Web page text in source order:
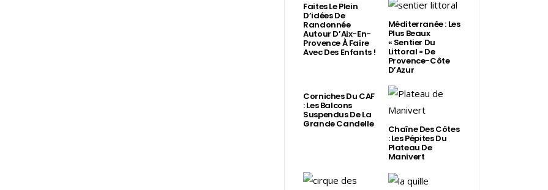
Faites Le Plein
D’idées De
Randonnée
Autour D’Aix-En-
Provence À Faire
Avec Des Enfants !
Méditerranée : Les
Plus Beaux
« Sentier Du
Littoral » De
Provence-Côte
D’Azur
Corniches Du CAF
: Les Balcons
Suspendus De La
Grande Candelle Chaîne Des Côtes
: Les Pépites Du
Plateau De
Manivert